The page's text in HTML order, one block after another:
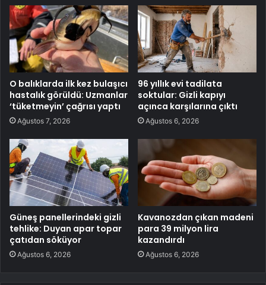
O balıklarda ilk kez bulaşıcı
hastalık görüldü: Uzmanlar
‘tüketmeyin’ çağrısı yaptı
Ağustos 7, 2026
96 yıllık evi tadilata
soktular: Gizli kapıyı
açınca karşılarına çıktı
Ağustos 6, 2026
Güneş panellerindeki gizli
tehlike: Duyan apar topar
çatıdan söküyor
Ağustos 6, 2026
Kavanozdan çıkan madeni
para 39 milyon lira
kazandırdı
Ağustos 6, 2026